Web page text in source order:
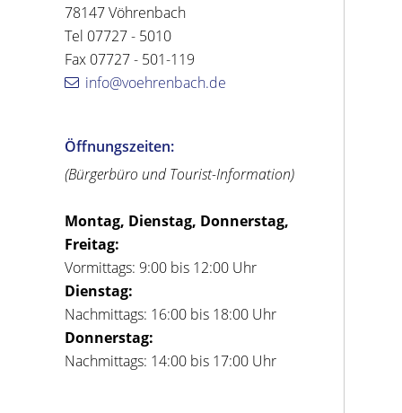
78147 Vöhrenbach
Tel 07727 - 5010
Fax 07727 - 501-119
info@voehrenbach.de
Öffnungszeiten:
(Bürgerbüro und Tourist-Information)
Montag, Dienstag, Donnerstag,
Freitag:
Vormittags: 9:00 bis 12:00 Uhr
Dienstag:
Nachmittags: 16:00 bis 18:00 Uhr
Donnerstag:
Nachmittags: 14:00 bis 17:00 Uhr